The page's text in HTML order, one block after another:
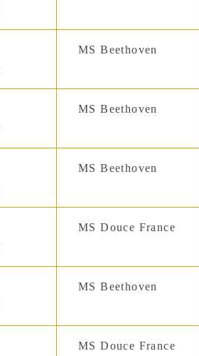
MS Beethoven
MS Beethoven
MS Beethoven
MS Douce France
MS Beethoven
MS Douce France